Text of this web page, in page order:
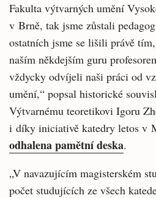
Fakulta výtvarných umění
v Brně, tak jsme zůstali
ostatních jsme se lišili právě
naším někdejším guru
vždycky odvíjeli naši práci od
umění,“ popsal historické
Výtvarnému teoretikovi Igoru
i díky iniciativě katedry letos v
odhalena pamětní deska.
„V navazujícím magisterském
počet studujících ze všech